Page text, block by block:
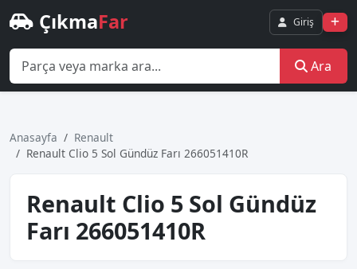
ÇıkmaFar Giriş
Ara
Anasayfa
Renault
Renault Clio 5 Sol Gündüz Farı 266051410R
Renault Clio 5 Sol Gündüz
Farı 266051410R